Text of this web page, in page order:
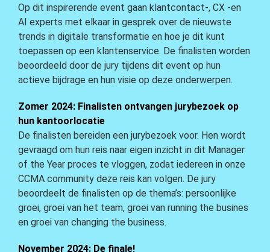
Op dit inspirerende event gaan klantcontact-, CX -en
AI experts met elkaar in gesprek over de nieuwste
trends in digitale transformatie en hoe je dit kunt
toepassen op een klantenservice. De finalisten worden
beoordeeld door de jury tijdens dit event op hun
actieve bijdrage en hun visie op deze onderwerpen.
Zomer 2024: Finalisten ontvangen jurybezoek op
hun kantoorlocatie
De finalisten bereiden een jurybezoek voor. Hen wordt
gevraagd om hun reis naar eigen inzicht in dit Manager
of the Year proces te vloggen, zodat iedereen in onze
CCMA community deze reis kan volgen. De jury
beoordeelt de finalisten op de thema’s: persoonlijke
groei, groei van het team, groei van running the busines
en groei van changing the business.
November 2024: De finale!